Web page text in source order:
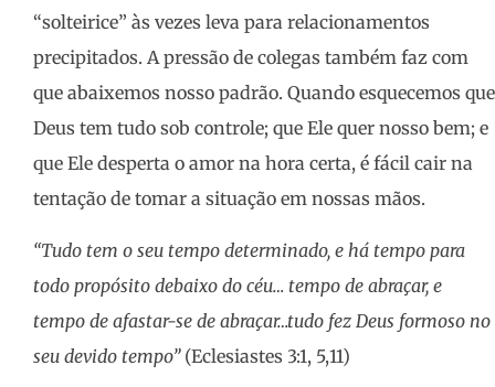
“solteirice” às vezes leva para relacionamentos
precipitados. A pressão de colegas também faz com
que abaixemos nosso padrão. Quando esquecemos que
Deus tem tudo sob controle; que Ele quer nosso bem; e
que Ele desperta o amor na hora certa, é fácil cair na
tentação de tomar a situação em nossas mãos.
“Tudo tem o seu tempo determinado, e há tempo para
todo propósito debaixo do céu… tempo de abraçar, e
tempo de afastar-se de abraçar…tudo fez Deus formoso no
seu devido tempo”(Eclesiastes 3:1, 5,11)